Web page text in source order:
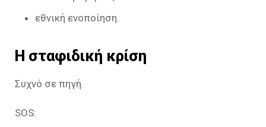
εθνική ενοποίηση.
Η σταφιδική κρίση
Συχνό σε πηγή.
SOS: